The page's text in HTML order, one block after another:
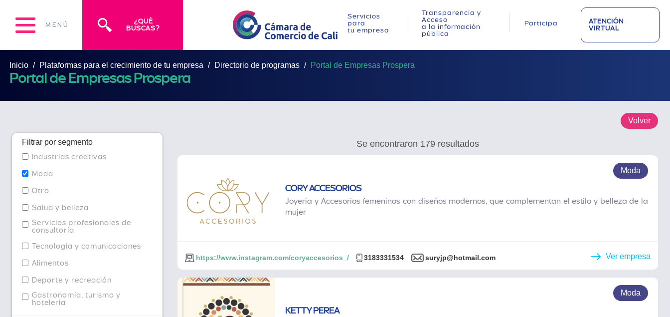
MENÚ
¿QUÉ
BUSCAS?
Servicios
para
tu empresa
Transparencia y
Acceso
a la información
pública
Participa
ATENCIÓN
VIRTUAL
Inicio Plataformas para el crecimiento de tu empresa Directorio de programas Portal de Empresas Prospera
Portal de Empresas Prospera
Volver
Filtrar por segmento
Industrias creativas
Moda
Otro
Salud y belleza
Servicios profesionales de
consultoría
Tecnología y comunicaciones
Alimentos
Deporte y recreación
Gastronomía, turismo y
hotelería
Se encontraron 179 resultados
Moda
CORY ACCESORIOS
Joyería y Accesorios femeninos con diseños modernos, que complementan el estilo y belleza de la
mujer
https://www.instagram.com/coryaccesorios_/ 3183331534 suryjp@hotmail.com Ver empresa
Moda
KETTY PEREA